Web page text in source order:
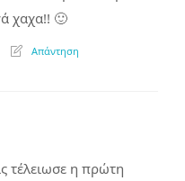
χαχα!! 🙂
Απάντηση
τέλειωσε η πρώτη